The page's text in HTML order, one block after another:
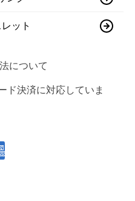
ット
について
ド決済に対応していま